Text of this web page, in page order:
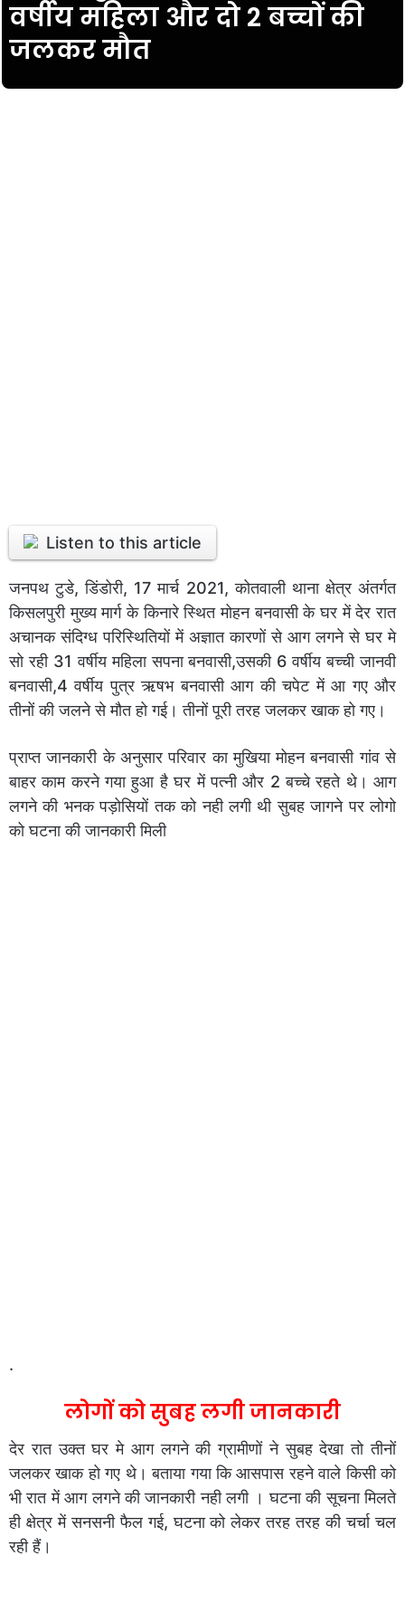
वर्षीय महिला और दो 2 बच्चों की
जलकर मौत
Listen to this article
जनपथ टुडे, डिंडोरी, 17 मार्च 2021, कोतवाली थाना क्षेत्र अंतर्गत
किसलपुरी मुख्य मार्ग के किनारे स्थित मोहन बनवासी के घर में देर रात
अचानक संदिग्ध परिस्थितियों में अज्ञात कारणों से आग लगने से घर मे
सो रही 31 वर्षीय महिला सपना बनवासी,उसकी 6 वर्षीय बच्ची जानवी
बनवासी,4 वर्षीय पुत्र ऋषभ बनवासी आग की चपेट में आ गए और
तीनों की जलने से मौत हो गई। तीनों पूरी तरह जलकर खाक हो गए।
प्राप्त जानकारी के अनुसार परिवार का मुखिया मोहन बनवासी गांव से
बाहर काम करने गया हुआ है घर में पत्नी और 2 बच्चे रहते थे। आग
लगने की भनक पड़ोसियों तक को नही लगी थी सुबह जागने पर लोगो
को घटना की जानकारी मिली
.
लोगों को सुबह लगी जानकारी
देर रात उक्त घर मे आग लगने की ग्रामीणों ने सुबह देखा तो तीनों
जलकर खाक हो गए थे। बताया गया कि आसपास रहने वाले किसी को
भी रात में आग लगने की जानकारी नही लगी । घटना की सूचना मिलते
ही क्षेत्र में सनसनी फैल गई, घटना को लेकर तरह तरह की चर्चा चल
रही हैं।